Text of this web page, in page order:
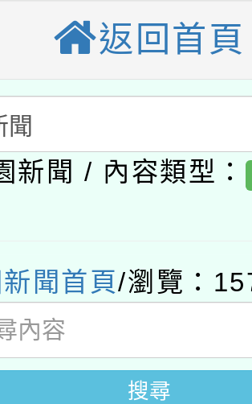
對象擴大為「滿6
止
術研究院辦理「
年8月22日(星期六
市孔廟祈福系列
慧啟航」
年桃園地景藝術
桃園藝術巡演
教育部國民及學前
臺灣師範大學辦
長研習」實施計畫
國家教育研究院中
育國際趨勢與發展
市政府教育局辦理
業成長研習實施計
養工作坊新北場」
言臺北學習中心
語學習班」招生簡
有關國立成功大學
學共融平台-教案
部國民及學前教育
COVID-19疫苗接
返回首頁
新聞 / 內容類型：
聞首頁/瀏覽：
搜尋